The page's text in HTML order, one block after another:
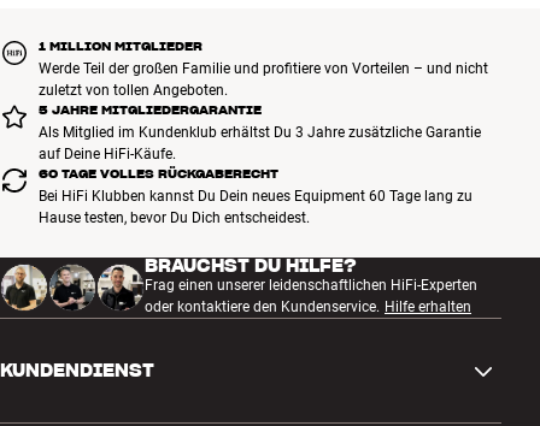
1 MILLION MITGLIEDER
Werde Teil der großen Familie und profitiere von Vorteilen – und nicht
zuletzt von tollen Angeboten.
5 JAHRE MITGLIEDERGARANTIE
Als Mitglied im Kundenklub erhältst Du 3 Jahre zusätzliche Garantie
auf Deine HiFi-Käufe.
60 TAGE VOLLES RÜCKGABERECHT
Bei HiFi Klubben kannst Du Dein neues Equipment 60 Tage lang zu
Hause testen, bevor Du Dich entscheidest.
BRAUCHST DU HILFE?
Frag einen unserer leidenschaftlichen HiFi-Experten
oder kontaktiere den Kundenservice. Hilfe erhalten
KUNDENDIENST